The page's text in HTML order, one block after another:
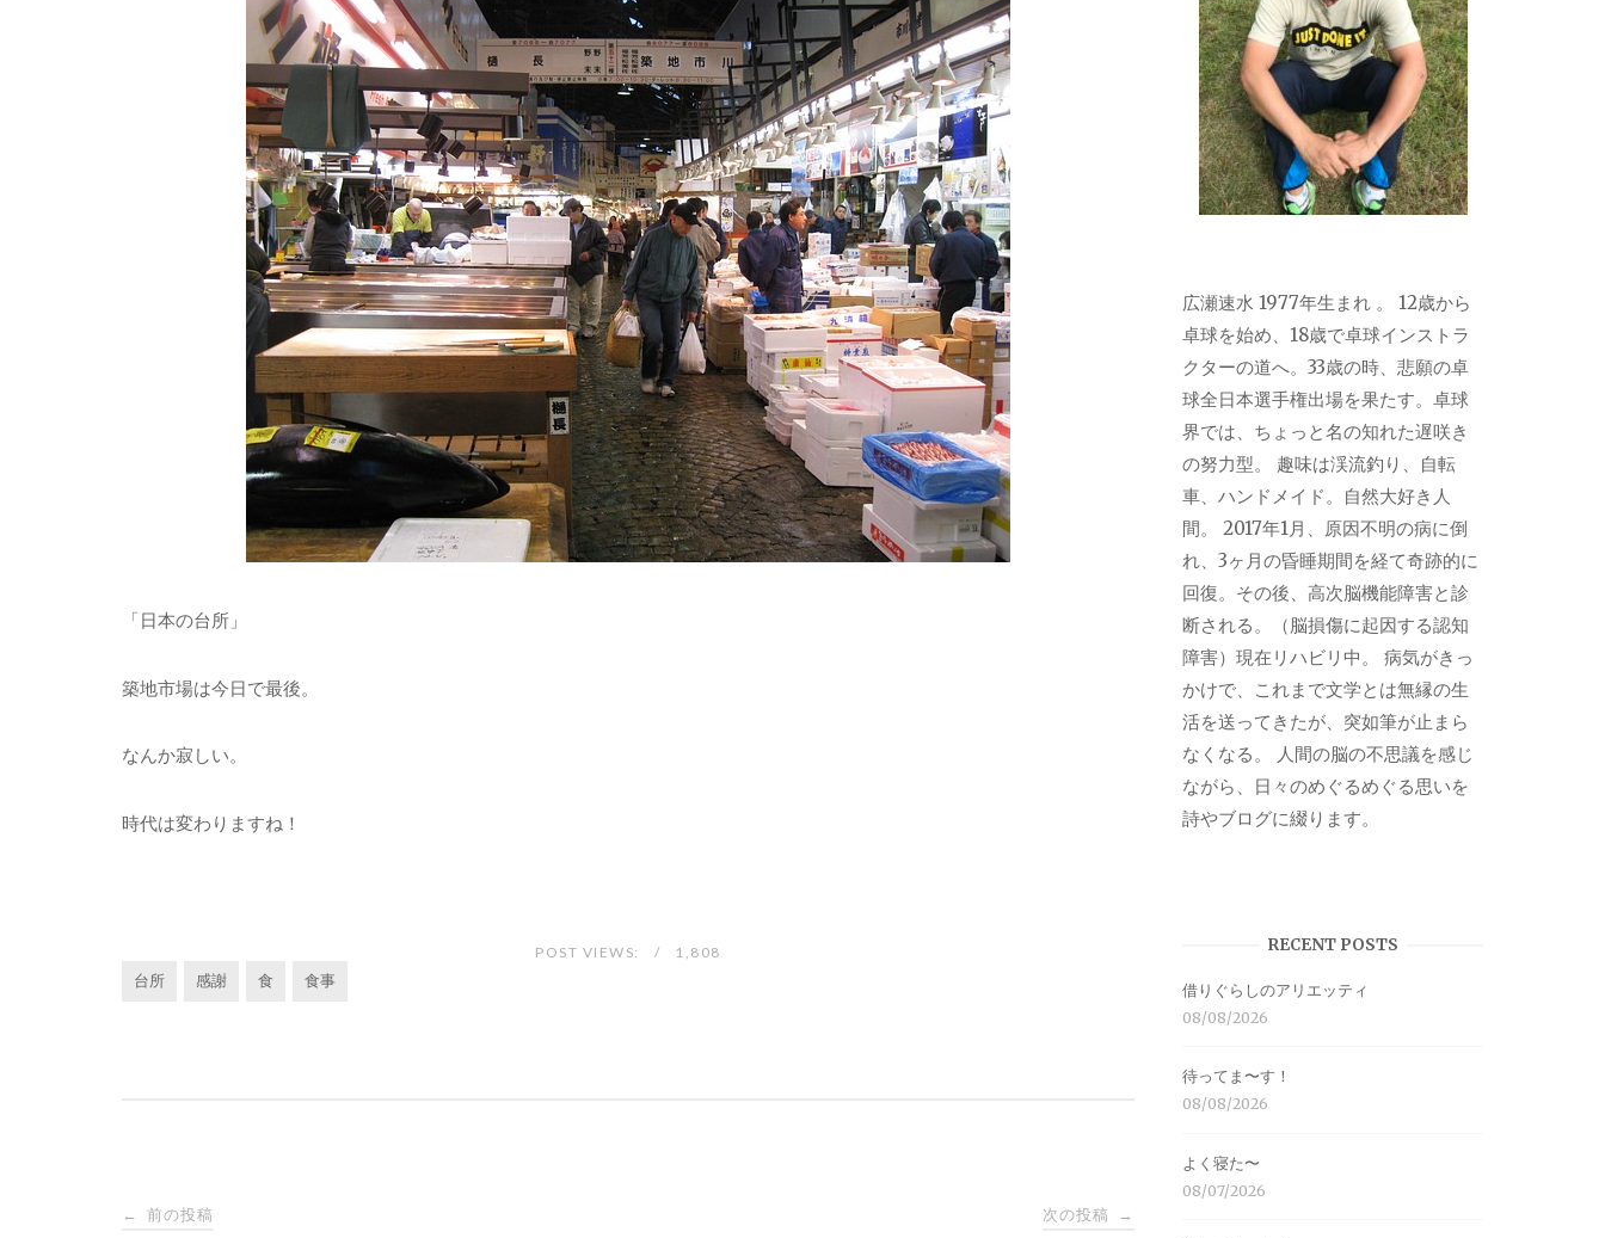
「日本の台所」
築地市場は今日で最後。
なんか寂しい。
時代は変わりますね！
POST VIEWS: 1,808
台所 感謝 食 食事
投
← 前の投稿 次の投稿 →
広瀬速水 1977年生まれ 。 12歳から
卓球を始め、18歳で卓球インストラ
クターの道へ。33歳の時、悲願の卓
球全日本選手権出場を果たす。卓球
界では、ちょっと名の知れた遅咲き
の努力型。 趣味は渓流釣り、自転
車、ハンドメイド。自然大好き人
間。 2017年1月、原因不明の病に倒
れ、3ヶ月の昏睡期間を経て奇跡的に
回復。その後、高次脳機能障害と診
断される。（脳損傷に起因する認知
障害）現在リハビリ中。 病気がきっ
かけで、これまで文学とは無縁の生
活を送ってきたが、突如筆が止まら
なくなる。 人間の脳の不思議を感じ
ながら、日々のめぐるめぐる思いを
詩やブログに綴ります。
RECENT POSTS
借りぐらしのアリエッティ
08/08/2026
待ってま〜す！
08/08/2026
よく寝た〜
08/07/2026